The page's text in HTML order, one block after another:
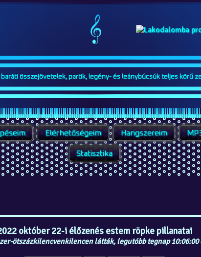
összejövetelek, partik, legény- és leánybúcsúk teljes körű
Elérhetőségeim Hangszereim
Statisztika
október 22-i élőzenés estem röpke pillanatai
ötszázkilencvenkilencen látták, legutóbb tegnap 10:06:00